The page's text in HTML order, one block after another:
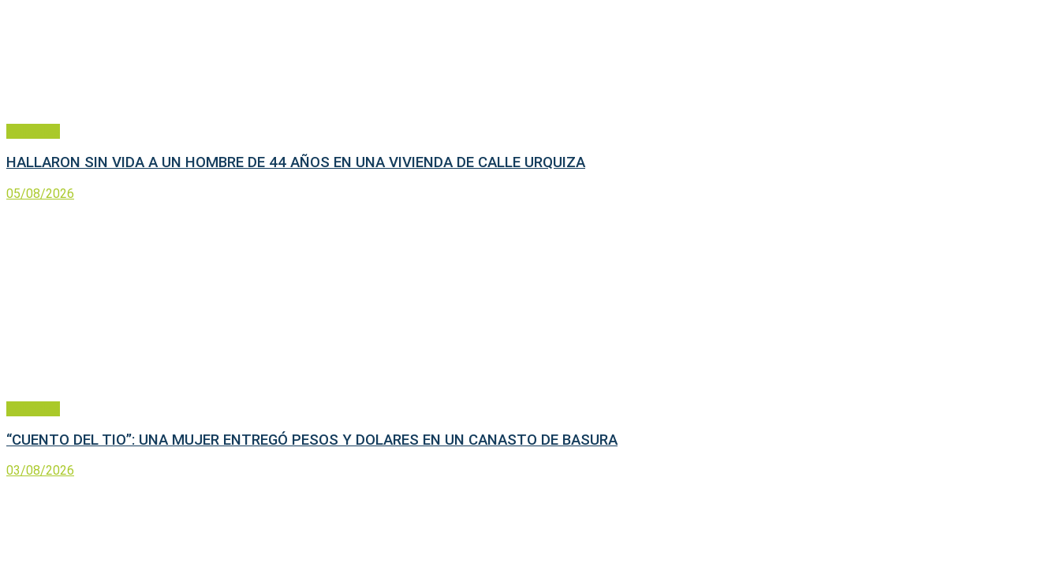
HALLARON SIN VIDA A UN HOMBRE DE 44 AÑOS EN UNA VIVIENDA DE CALLE URQUIZA
05/08/2026
“CUENTO DEL TIO”: UNA MUJER ENTREGÓ PESOS Y DOLARES EN UN CANASTO DE BASURA
03/08/2026